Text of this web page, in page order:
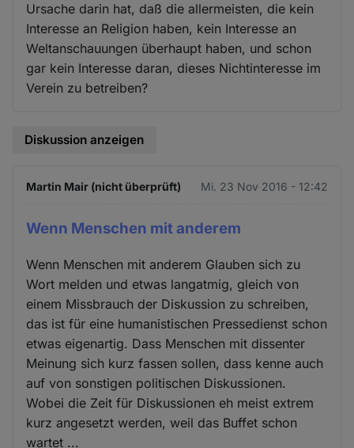
Ursache darin hat, daß die allermeisten, die kein
Interesse an Religion haben, kein Interesse an
Weltanschauungen überhaupt haben, und schon
gar kein Interesse daran, dieses Nichtinteresse im
Verein zu betreiben?
Diskussion anzeigen
Martin Mair (nicht überprüft) Mi. 23 Nov 2016 - 12:42
Wenn Menschen mit anderem
Wenn Menschen mit anderem Glauben sich zu
Wort melden und etwas langatmig, gleich von
einem Missbrauch der Diskussion zu schreiben,
das ist für eine humanistischen Pressedienst schon
etwas eigenartig. Dass Menschen mit dissenter
Meinung sich kurz fassen sollen, dass kenne auch
auf von sonstigen politischen Diskussionen.
Wobei die Zeit für Diskussionen eh meist extrem
kurz angesetzt werden, weil das Buffet schon
wartet ...